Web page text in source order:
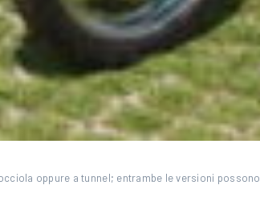
oppure a tunnel; entrambe le versioni